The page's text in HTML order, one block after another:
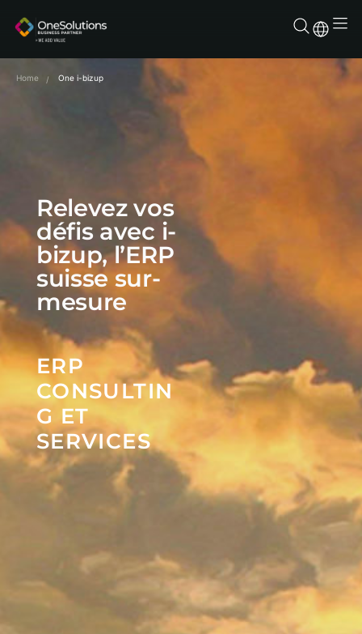
contenu
Home One i-bizup
Relevez vos
défis avec i-
bizup, l’ERP
suisse sur-
mesure
ERP
CONSULTIN
G ET
SERVICES